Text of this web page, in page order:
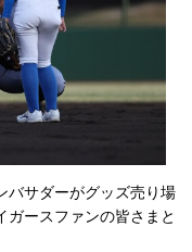
バサダーがグッズ売り場
ースファンの皆さまと